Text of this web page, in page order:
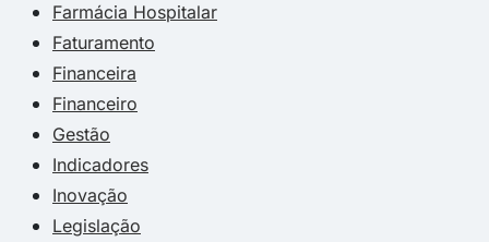
Farmácia Hospitalar
Faturamento
Financeira
Financeiro
Gestão
Indicadores
Inovação
Legislação